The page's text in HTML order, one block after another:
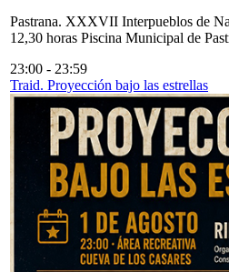
Pastrana. XXXVII Interpueblos de
12,30 horas Piscina Municipal de
23:00 - 23:59
Traid. Proyección bajo las estrellas